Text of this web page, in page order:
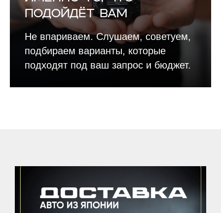
подойдёт вам
Не впариваем. Слушаем, советуем,
подбираем варианты, которые
подходят под ваш запрос и бюджет.